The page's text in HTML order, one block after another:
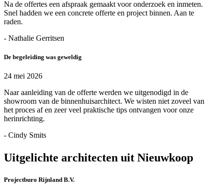
Na de offertes een afspraak gemaakt voor onderzoek en inmeten.
Snel hadden we een concrete offerte en project binnen. Aan te
raden.
- Nathalie Gerritsen
De begeleiding was geweldig
24 mei 2026
Naar aanleiding van de offerte werden we uitgenodigd in de
showroom van de binnenhuisarchitect. We wisten niet zoveel van
het proces af en zeer veel praktische tips ontvangen voor onze
herinrichting.
- Cindy Smits
Uitgelichte architecten uit Nieuwkoop
Projectburo Rijnland B.V.